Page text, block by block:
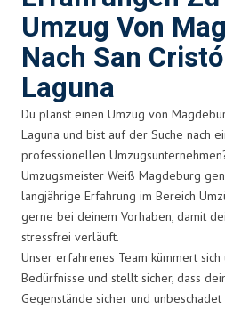
Umzug Von
Nach San
Laguna
Du planst einen Umzug von
Laguna und bist auf der Suche nach
professionellen
Umzugsmeister Weiß Magdeburg
langjährige Erfahrung im Bereich
gerne bei deinem Vorhaben, damit
stressfrei verläuft.
Unser erfahrenes Team kümmert
Bedürfnisse und stellt sicher, dass
Gegenstände sicher und